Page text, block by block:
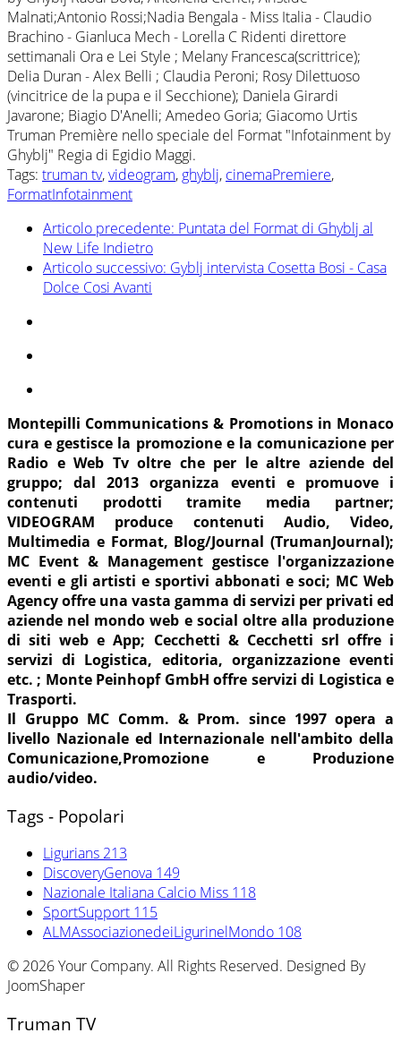
Malnati;Antonio Rossi;Nadia Bengala - Miss Italia - Claudio
Brachino - Gianluca Mech - Lorella C Ridenti direttore
settimanali Ora e Lei Style ; Melany Francesca(scrittrice);
Delia Duran - Alex Belli ; Claudia Peroni; Rosy Dilettuoso
(vincitrice de la pupa e il Secchione); Daniela Girardi
Javarone; Biagio D'Anelli; Amedeo Goria; Giacomo Urtis
Truman Première nello speciale del Format "Infotainment by
Ghyblj" Regia di Egidio Maggi.
Tags: truman tv,videogram, ghyblj, cinemaPremiere,
FormatInfotainment
Articolo precedente: Puntata del Format di Ghyblj al
New Life Indietro
Articolo successivo: Gyblj intervista Cosetta Bosi - Casa
Dolce Cosi Avanti
Montepilli Communications & Promotions in Monaco
cura e gestisce la promozione e la comunicazione per
Radio e Web Tv oltre che per le altre aziende del
gruppo; dal 2013 organizza eventi e promuove i
contenuti prodotti tramite media partner;
VIDEOGRAM produce contenuti Audio, Video,
Multimedia e Format, Blog/Journal (TrumanJournal);
MC Event & Management gestisce l'organizzazione
eventi e gli artisti e sportivi abbonati e soci; MC Web
Agency offre una vasta gamma di servizi per privati ed
aziende nel mondo web e social oltre alla produzione
di siti web e App; Cecchetti & Cecchetti srl offre i
servizi di Logistica, editoria, organizzazione eventi
etc. ; Monte Peinhopf GmbH offre servizi di Logistica e
Trasporti.
Il Gruppo MC Comm. & Prom. since 1997 opera a
livello Nazionale ed Internazionale nell'ambito della
Comunicazione,Promozione e Produzione
audio/video.
Tags - Popolari
Ligurians 213
DiscoveryGenova 149
Nazionale Italiana Calcio Miss 118
SportSupport 115
ALMAssociazionedeiLigurinelMondo 108
© 2026 Your Company. All Rights Reserved. Designed By
JoomShaper
Truman TV